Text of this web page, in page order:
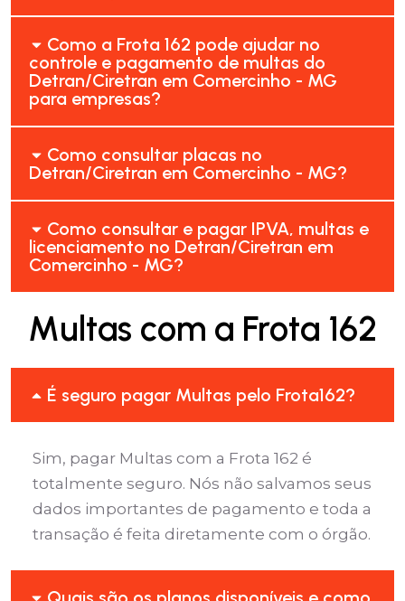
Como a Frota 162 pode ajudar no
controle e pagamento de multas do
Detran/Ciretran em Comercinho - MG
para empresas?
Como consultar placas no
Detran/Ciretran em Comercinho - MG?
Como consultar e pagar IPVA, multas e
licenciamento no Detran/Ciretran em
Comercinho - MG?
Multas com a Frota 162
É seguro pagar Multas pelo Frota162?
Sim, pagar Multas com a Frota 162 é
totalmente seguro. Nós não salvamos seus
dados importantes de pagamento e toda a
transação é feita diretamente com o órgão.